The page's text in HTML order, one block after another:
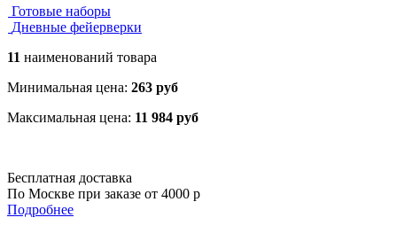
Готовые наборы
Дневные фейерверки
11 наименований товара
Минимальная цена: 263 руб
Максимальная цена: 11 984 руб
Бесплатная доставка
По Москве при заказе от 4000 р
Подробнее